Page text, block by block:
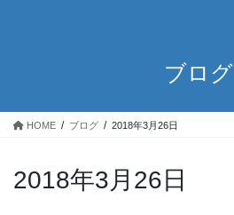
ブログ
HOME ブログ 2018年3月26日
2018年3月26日